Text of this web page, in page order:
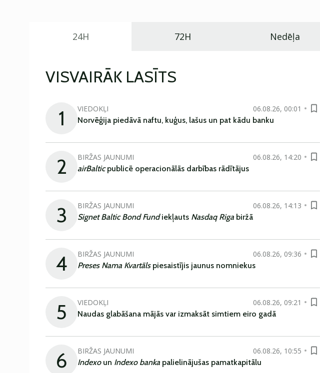
24H 72H Nedēļa
VISVAIRĀK LASĪTS
1 VIEDOKĻI
06.08.26, 00:01
Norvēģija piedāvā naftu, kuģus, lašus un pat kādu banku
2 BIRŽAS JAUNUMI
06.08.26, 14:20
airBalticpublicē operacionālās darbības rādītājus
3 BIRŽAS JAUNUMI
06.08.26, 14:13
Signet Baltic Bond Fundiekļauts Nasdaq Riga biržā
4 BIRŽAS JAUNUMI
06.08.26, 09:36
Preses Nama Kvartāls piesaistījis jaunus nomniekus
5 VIEDOKĻI
06.08.26, 09:21
Naudas glabāšana mājās var izmaksāt simtiem eiro gadā
6 BIRŽAS JAUNUMI
06.08.26, 10:55
Indexoun Indexo banka palielinājušas pamatkapitālu